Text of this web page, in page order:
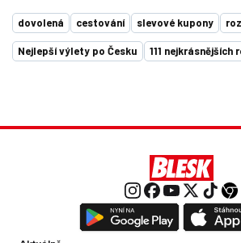
dovolená cestování slevové kupony
Nejlepší výlety po Česku 111 nejkrásnějších